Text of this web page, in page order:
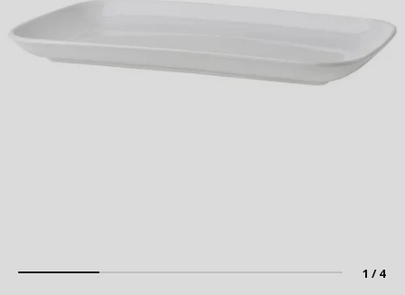
1 / 4